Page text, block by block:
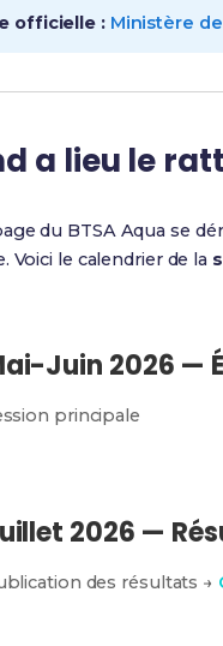
officielle : Ministère
a lieu le
du BTSA Aqua se
Voici le calendrier de la
Juin 2026 —
principale
2026 —
des résultats →